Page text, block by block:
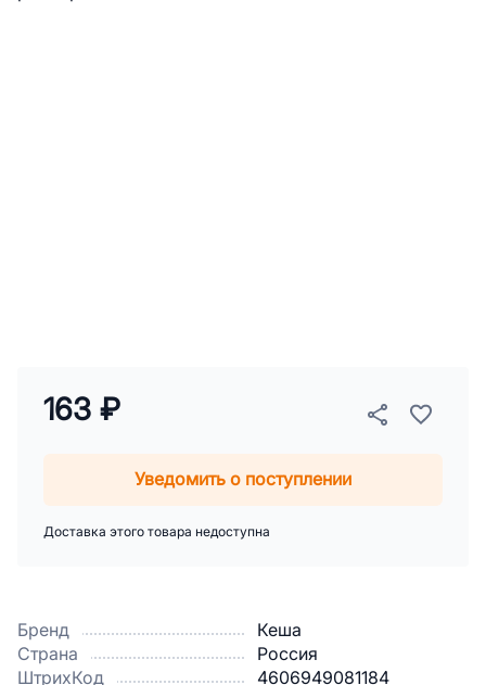
Бренд
Кеша
Страна
Россия
ШтрихКод
4606949081184
163 ₽
Уведомить о поступлении
Доставка этого товара недоступна